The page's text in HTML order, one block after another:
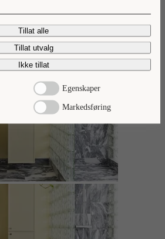
Tillat alle
Tillat utvalg
Ikke tillat
Egenskaper
Markedsføring